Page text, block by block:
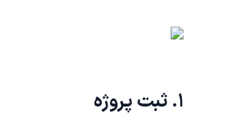
۱. ثبت پروژه